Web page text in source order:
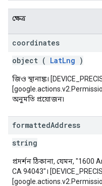
ক্ষেত্র
coordinates
object ( LatLng )
জিও স্থানাঙ্ক।
অনুমতি প্রয়োজন৷
formattedAddress
string
প্রদর্শন ঠিকানা, যেমন,
CA 94043"।